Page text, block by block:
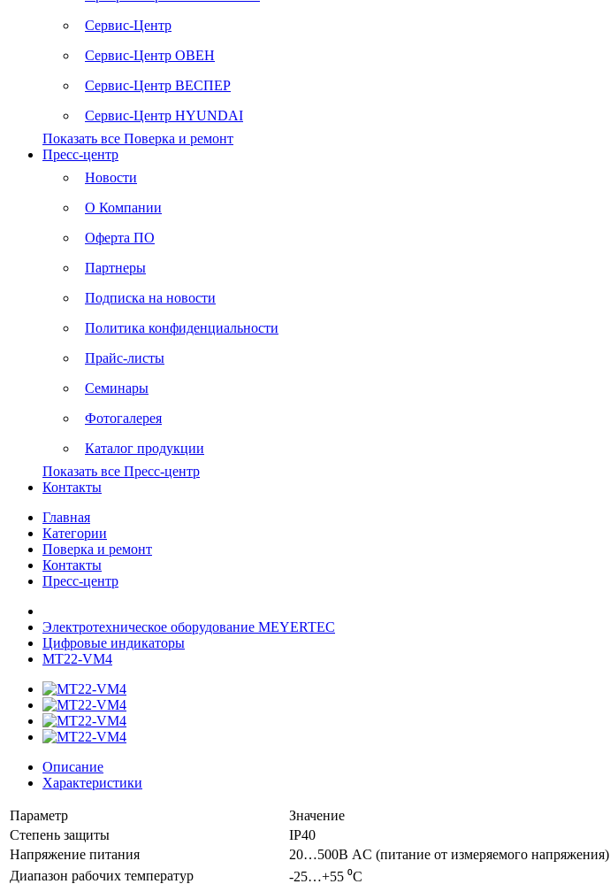
Сервис-Центр
Сервис-Центр ОВЕН
Сервис-Центр ВЕСПЕР
Сервис-Центр HYUNDAI
Показать все Поверка и ремонт
Пресс-центр
Новости
О Компании
Оферта ПО
Партнеры
Подписка на новости
Политика конфиденциальности
Прайс-листы
Семинары
Фотогалерея
Каталог продукции
Показать все Пресс-центр
Контакты
Главная
Категории
Поверка и ремонт
Контакты
Пресс-центр
Электротехническое оборудование MEYERTEC
Цифровые индикаторы
MT22-VM4
Описание
Характеристики
Параметр
Значение
Степень защиты
IP40
Напряжение питания
20…500В AC (питание от измеряемого напряжения)
Диапазон рабочих температур
-25…+55 ⁰С